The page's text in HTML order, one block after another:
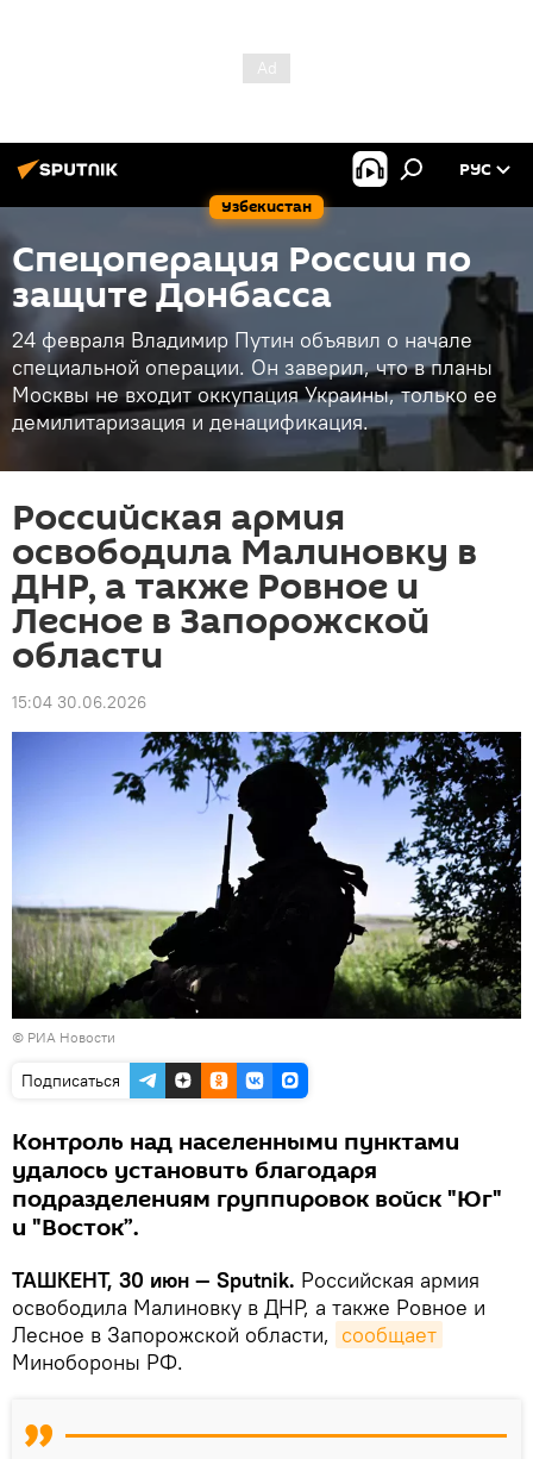
Узбекистан
РУС
Спецоперация России по
защите Донбасса
24 февраля Владимир Путин объявил о начале
специальной операции. Он заверил, что в планы
Москвы не входит оккупация Украины, только ее
демилитаризация и денацификация.
Российская армия
освободила Малиновку в
ДНР, а также Ровное и
Лесное в Запорожской
области
15:04 30.06.2026
© РИА Новости
Подписаться
Контроль над населенными пунктами
удалось установить благодаря
подразделениям группировок войск "Юг"
и "Восток”.
ТАШКЕНТ, 30 июн — Sputnik. Российская армия
освободила Малиновку в ДНР, а также Ровное и
Лесное в Запорожской области, сообщает
Минобороны РФ.